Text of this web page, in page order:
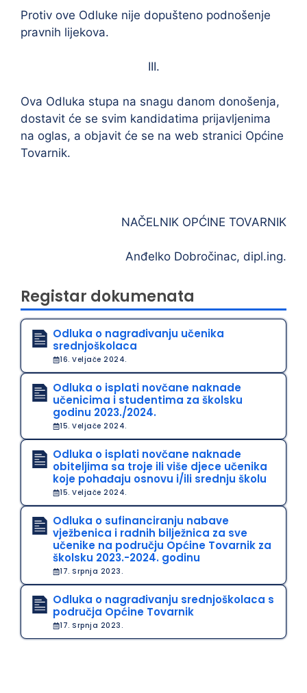
Protiv ove Odluke nije dopušteno podnošenje
pravnih lijekova.
III.
Ova Odluka stupa na snagu danom donošenja,
dostavit će se svim kandidatima prijavljenima
na oglas, a objavit će se na web stranici Općine
Tovarnik.
NAČELNIK OPĆINE TOVARNIK
Anđelko Dobročinac, dipl.ing.
Registar dokumenata
Odluka o nagrađivanju učenika
srednjoškolaca
16. Veljače 2024.
Odluka o isplati novčane naknade
učenicima i studentima za školsku
godinu 2023./2024.
15. Veljače 2024.
Odluka o isplati novčane naknade
obiteljima sa troje ili više djece učenika
koje pohađaju osnovu i/ili srednju školu
15. Veljače 2024.
Odluka o sufinanciranju nabave
vježbenica i radnih bilježnica za sve
učenike na području Općine Tovarnik za
školsku 2023.-2024. godinu
17. Srpnja 2023.
Odluka o nagrađivanju srednjoškolaca s
područja Općine Tovarnik
17. Srpnja 2023.